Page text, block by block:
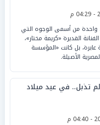
واحدة من أسمى الوجوه التي
القديرة «كريمة مختار»،
بل كانت «المؤسسة
الأصيلة.
تذبل.. في عيد ميلاد